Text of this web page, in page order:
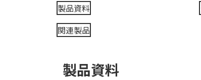
製品資料
関連製品
製品資料